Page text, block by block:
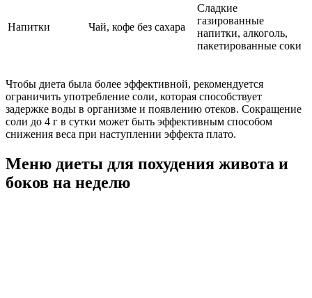
Напитки Чай, кофе без сахара
Сладкие
газированные
напитки, алкоголь,
пакетированные соки
Чтобы диета была более эффективной, рекомендуется
ограничить употребление соли, которая способствует
задержке воды в организме и появлению отеков. Сокращение
соли до 4 г в сутки может быть эффективным способом
снижения веса при наступлении эффекта плато.
Меню диеты для похудения живота и
боков на неделю